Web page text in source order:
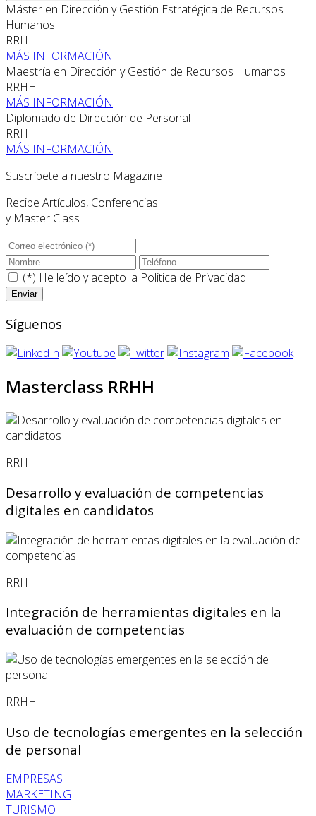
Máster en Dirección y Gestión Estratégica de Recursos
Humanos
RRHH
MÁS INFORMACIÓN
Maestría en Dirección y Gestión de Recursos Humanos
RRHH
MÁS INFORMACIÓN
Diplomado de Dirección de Personal
RRHH
MÁS INFORMACIÓN
Suscríbete a nuestro Magazine
Recibe Artículos, Conferencias
y Master Class
(*) He leído y acepto la Politica de Privacidad
Síguenos
Masterclass RRHH
RRHH
Desarrollo y evaluación de competencias
digitales en candidatos
RRHH
Integración de herramientas digitales en la
evaluación de competencias
RRHH
Uso de tecnologías emergentes en la selección
de personal
EMPRESAS
MARKETING
TURISMO